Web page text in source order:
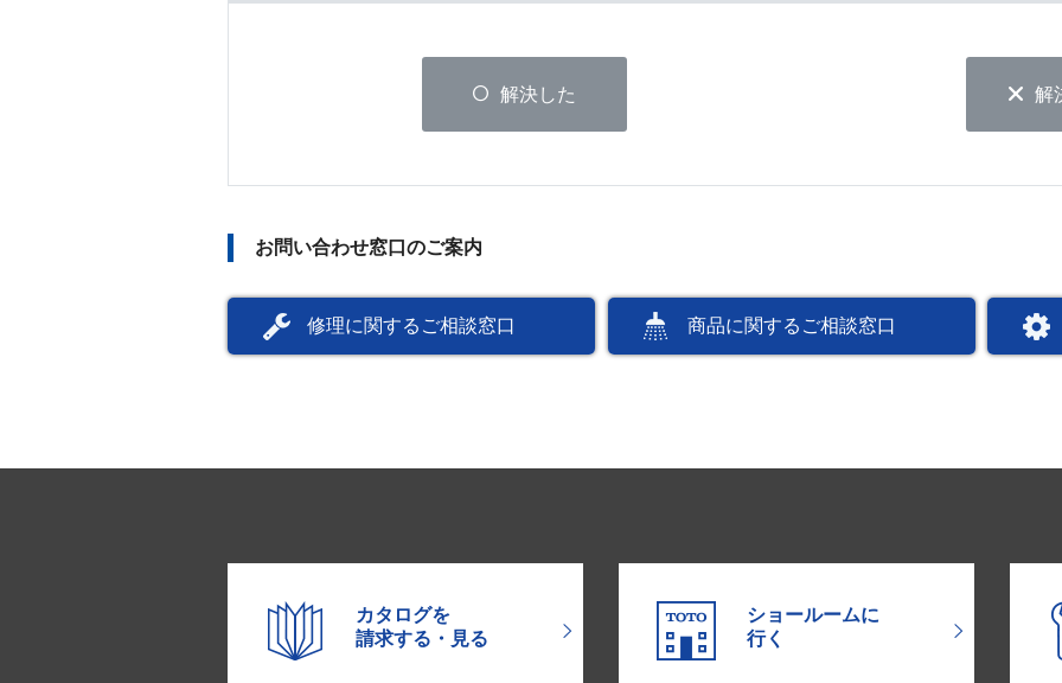
解決した 解
お問い合わせ窓口のご案内
修理に関するご相談窓口 商品に関するご相談窓口
カタログを
請求する・見る
ショールームに
行く